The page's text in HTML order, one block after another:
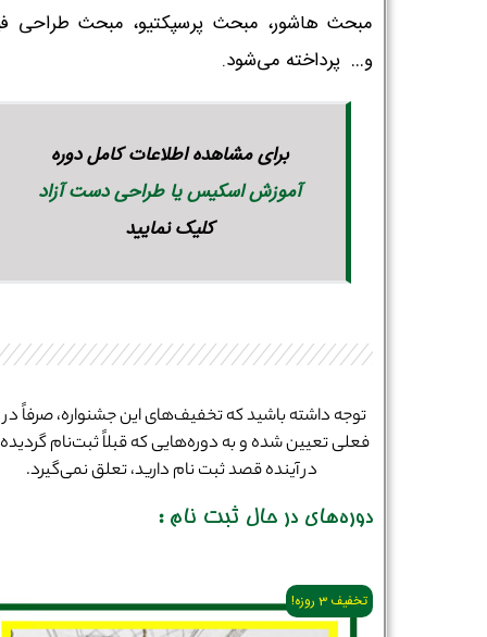
مبحث هاشور، مبحث پرسپکتیو، مبحث طراحی
و… پرداخته می‌شود.
برای مشاهده اطلاعات کامل دوره
آموزش اسکیس یا طراحی دست آزاد
کلیک نمایید
توجه داشته باشید که تخفیف‌های این جشنواره، صرفاً در
فعلی تعیین شده و به دوره‌هایی که قبلاً ثبت‌نام گردیده
در آینده قصد ثبت نام دارید، تعلق نمی‌گیرد.
دوره‌های در حال ثبت نام :
تخفیف 3 روزه!